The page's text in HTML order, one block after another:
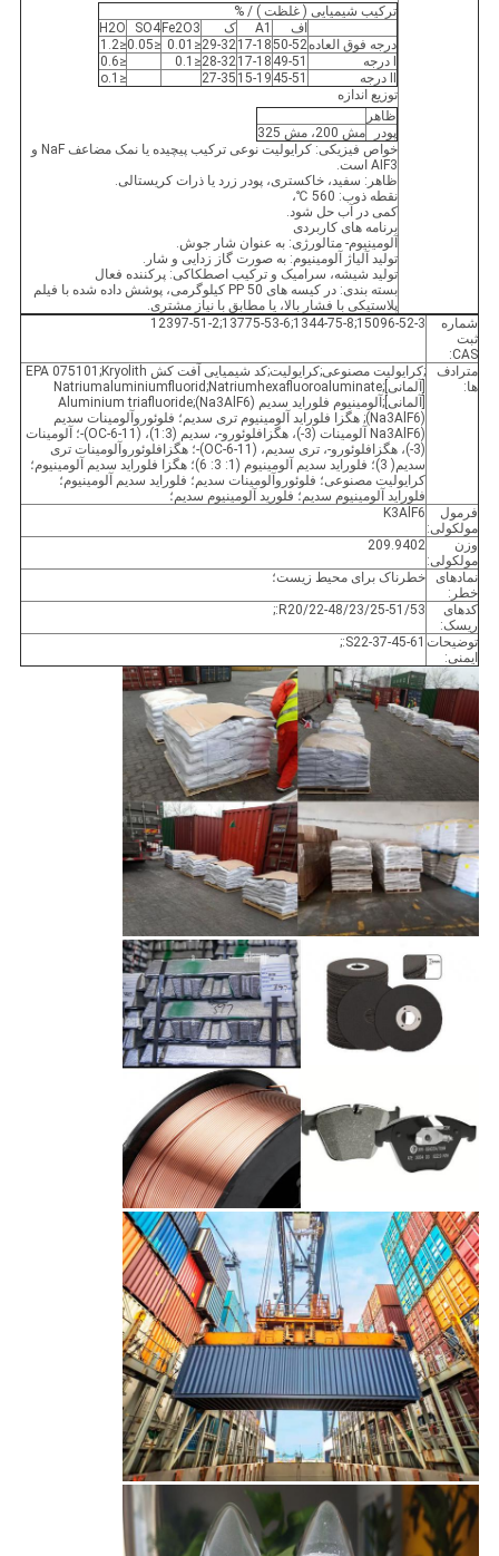
ترکیب شیمیایی ( غلظت ) / %
اف
A1 ک Fe2O3
SO4
H2O
درجه فوق العاده50-52
17-18
29-32
≤0.01
≤0.05
≤1.2
49-51
17-18
28-32
≤0.1
≤0.6
45-51
15-19
27-35
≤1.o
توزیع اندازه
ظاهر
پودر
مش 200، مش 325
خواص فیزیکی: کرایولیت نوعی ترکیب پیچیده یا نمک مضاعف NaF و
AIF3 است.
ظاهر: سفید، خاکستری، پودر زرد یا ذرات کریستالی.
نقطه ذوب: 560 ℃،
کمی در آب حل شود.
برنامه های کاربردی
آلومینیوم- متالورژی: به عنوان شار جوش.
تولید آلیاژ آلومینیوم: به صورت گاز زدایی و شار.
تولید شیشه، سرامیک و ترکیب اصطکاکی: پرکننده فعال
بسته بندی: در کیسه های PP 50 کیلوگرمی، پوشش داده شده با فیلم
پلاستیکی با فشار بالا، یا مطابق با نیاز مشتری.
شماره
ثبت
CAS:
15096-52-3;1344-75-8;13775-53-6;12397-51-2
مترادف
ها:
;کرایولیت مصنوعی;کرایولیت;کد شیمیایی آفت کش EPA 075101;Kryolith
[آلمانی];Natriumaluminiumfluorid;Natriumhexafluoroaluminate
[آلمانی];آلومینیوم فلوراید سدیم (Na3AlF6);Aluminium triafluoride
(Na3AlF6); هگزا فلوراید آلومینیوم تری سدیم؛ فلوئوروآلومینات سدیم
(Na3AlF6 آلومینات (3-)، هگزافلوئورو-، سدیم (1:3)، (OC-6-11)-؛ آلومینات
(3-)، هگزافلوئورو-، تری سدیم، (OC-6-11)-؛ هگزافلوئوروآلومینات تری
سدیم( 3)؛ فلوراید سدیم آلومینیوم (1: 3: 6)؛ هگزا فلوراید سدیم آلومینیوم؛
کرایولیت مصنوعی؛ فلوئوروآلومینات سدیم؛ فلوراید سدیم آلومینیوم؛
فلوراید آلومینیوم سدیم؛ فلورید آلومینیوم سدیم؛
فرمول
مولکولی:
K3AlF6
وزن
مولکولی:
209.9402
نمادهای
خطر:
خطرناک برای محیط زیست؛
کدهای
ریسک:
R20/22-48/23/25-51/53:;
توضیحات
ایمنی:
S22-37-45-61:;